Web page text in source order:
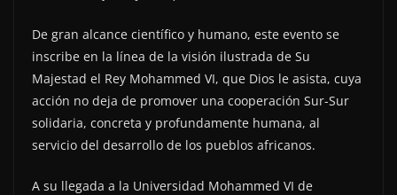
De gran alcance científico y humano, este evento se
inscribe en la línea de la visión ilustrada de Su
Majestad el Rey Mohammed VI, que Dios le asista, cuya
acción no deja de promover una cooperación Sur-Sur
solidaria, concreta y profundamente humana, al
servicio del desarrollo de los pueblos africanos.
A su llegada a la Universidad Mohammed VI de